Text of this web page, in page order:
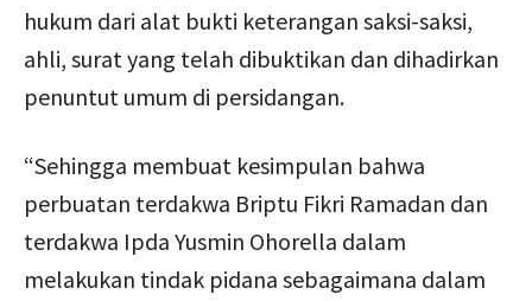
hukum dari alat bukti keterangan saksi-saksi,
ahli, surat yang telah dibuktikan dan dihadirkan
penuntut umum di persidangan.
“Sehingga membuat kesimpulan bahwa
perbuatan terdakwa Briptu Fikri Ramadan dan
terdakwa Ipda Yusmin Ohorella dalam
melakukan tindak pidana sebagaimana dalam